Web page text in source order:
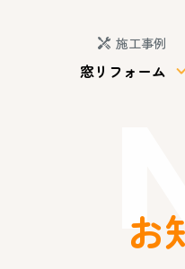
施工事例
窓リフォーム
お